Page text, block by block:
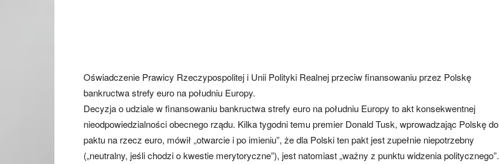
Oświadczenie Prawicy Rzeczypospolitej i Unii Polityki Realnej przeciw finansowaniu przez Polskę
bankructwa strefy euro na południu Europy.
Decyzja o udziale w finansowaniu bankructwa strefy euro na południu Europy to akt konsekwentnej
nieodpowiedzialności obecnego rządu. Kilka tygodni temu premier Donald Tusk, wprowadzając Polskę do
paktu na rzecz euro, mówił „otwarcie i po imieniu”, że dla Polski ten pakt jest zupełnie niepotrzebny
(„neutralny, jeśli chodzi o kwestie merytoryczne”), jest natomiast „ważny z punktu widzenia politycznego”.